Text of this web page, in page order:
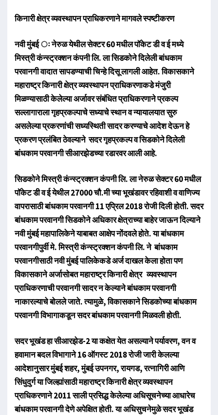
किनारी क्षेत्र व्यवस्थापन प्राधिकरणाने मागवले स्पष्टीकरण
नवी मुंबई ः नेरुळ येथील सेक्टर 60 मधील पॉकेट डी व ई मध्ये
मिस्त्री कंन्स्ट्रक्शन कंपनी लि. ला सिडकोने दिलेली बांधकाम
परवानगी वादात सापडण्याची चिन्हे दिसू लागली आहेत. विकासकाने
महाराष्ट्र किनारी क्षेत्र व्यवस्थापन प्राधिकरणाकडे मंजुरी
मिळण्यासाठी केलेल्या अर्जावर संबंधित प्राधिकरणाने प्रकल्प
सल्लागाराला गृहप्रकल्पाचे सध्याचे स्थान व न्यायालयात सुरु
असलेल्या प्रकरणांची सध्यस्थिती सादर करण्याचे आदेश देऊन हे
प्रकरण प्रलंबित ठेवल्याने सदर गृहप्रकल्प व सिडकोने दिलेली
बांधकाम परवानगी सीआरझेडच्या रडारवर आली आहे.
सिडकोने मिस्त्री कंन्स्ट्रक्शन कंपनी लि. ला नेरुळ सेक्टर 60 मधील
पॉकेट डी व ई येथील 27000 चौ.मी च्या भूखंडावर रहिवाशी व वाणिज्य
वापरासाठी बांधकाम परवानगी 11 एप्रिल 2018 रोजी दिली होती. सदर
बांधकाम परवानगी सिडकोने अधिकार क्षेत्राच्या बाहेर जाऊन दिल्याने
नवी मुंबई महापालिकेने याबाबत आक्षेप नोंदवले होते. या बांधकाम
परवानगीपुर्वी मे. मिस्त्री कंन्स्ट्रक्शन कंपनी लि. ने बांधकाम
परवानगीसाठी नवी मुंबई पालिकेकडे अर्ज दाखल केला होता पण
विकासकाने अर्जासोबत महाराष्ट्र किनारी क्षेत्र व्यवस्थापन
प्राधिकरणाची परवानगी सादर न केल्याने बांधकाम परवानगी
नाकारल्याचे बोलले जाते. त्यामुळे, विकासकाने सिडकोच्या बांधकाम
परवानगी विभागाकडून सदर बांधकाम परवानगी मिळवली होती.
सदर भूखंड हा सीआरझेड-2 या कक्षेत येत असल्याने पर्यावरण, वन व
हवामान बदल विभागाने 16 ऑगस्ट 2018 रोजी जारी केलल्या
आदेशानुसार मुंबई शहर, मुंबई उपनगर, रायगड, रत्नागिरी आणि
सिंधुदुर्ग या जिल्ह्यांसाठी महाराष्ट्र किनारी क्षेत्र व्यवस्थापन
प्राधिकरणाने 2011 साली प्रसिद्ध केलेल्या अधिसूचनेच्या आधारेच
बांधकाम परवानगी देणे अपेक्षित होती. या अधिसुचनेमुळे सदर भूखंड